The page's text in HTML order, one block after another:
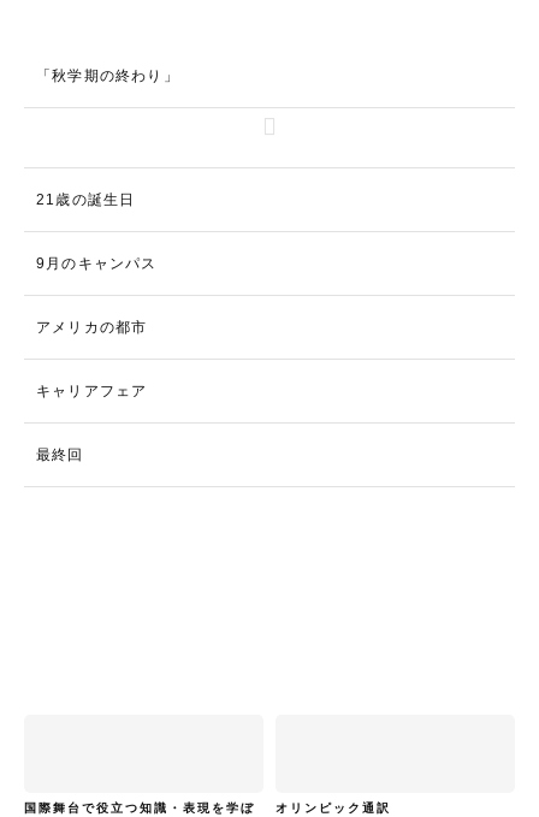
「秋学期の終わり」
21歳の誕生日
9月のキャンパス
アメリカの都市
キャリアフェア
最終回
国際舞台で役立つ知識・表現を学ぼ
オリンピック通訳